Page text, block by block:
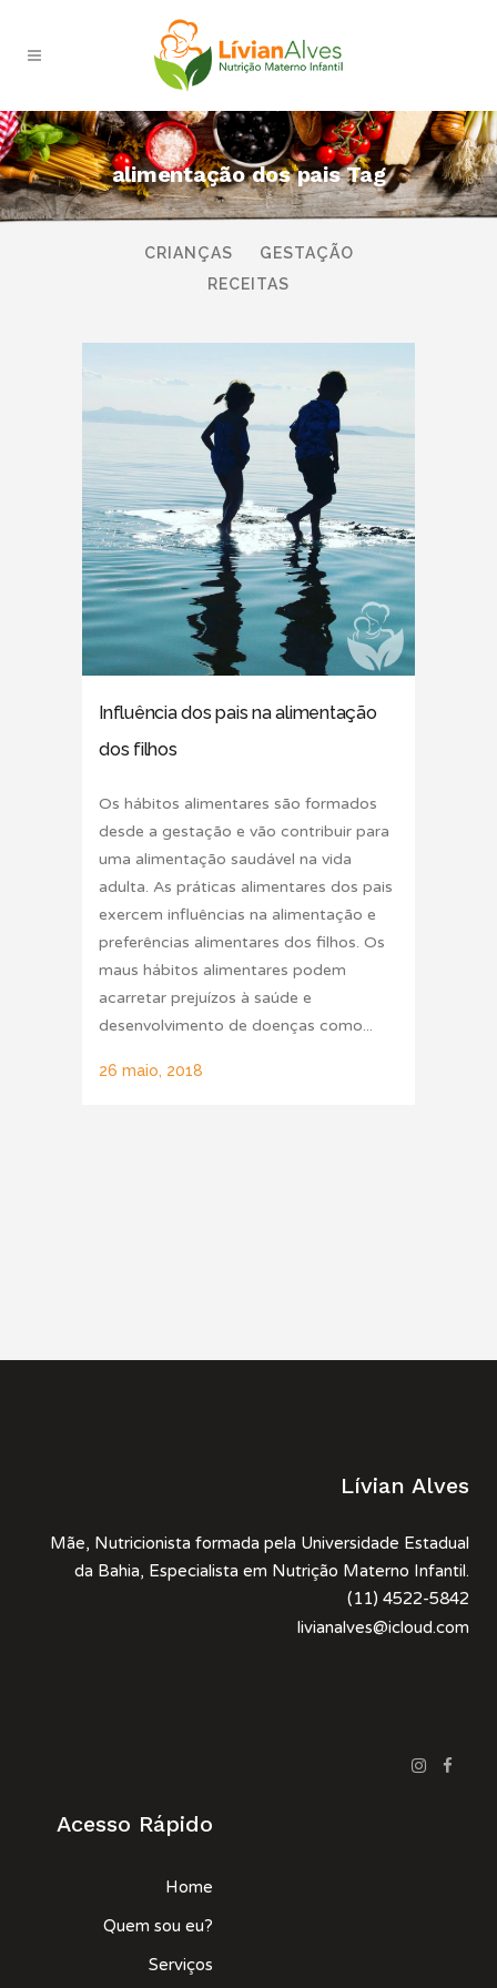
alimentação dos pais Tag
TODAS AMAMENTAÇÃO
BEBÊS
CRIANÇAS
GESTAÇÃO
RECEITAS
Influência dos pais na alimentação
dos filhos
Os hábitos alimentares são formados
desde a gestação e vão contribuir para
uma alimentação saudável na vida
adulta. As práticas alimentares dos pais
exercem influências na alimentação e
preferências alimentares dos filhos. Os
maus hábitos alimentares podem
acarretar prejuízos à saúde e
desenvolvimento de doenças como...
26 maio, 2018
Lívian Alves
Mãe, Nutricionista formada pela Universidade Estadual
da Bahia, Especialista em Nutrição Materno Infantil.
(11) 4522-5842
livianalves@icloud.com
Acesso Rápido
Home
Quem sou eu?
Serviços